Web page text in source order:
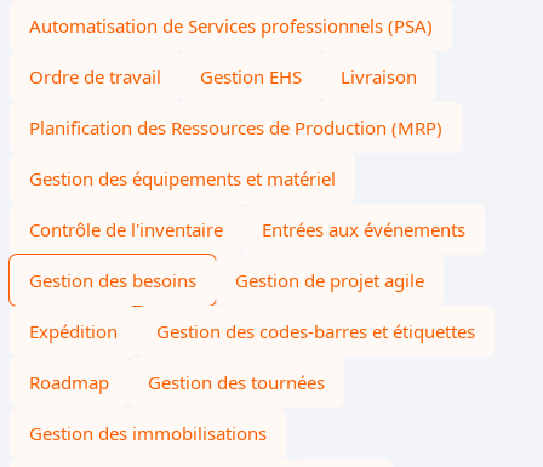
Automatisation de Services professionnels (PSA)
Ordre de travail Gestion EHS Livraison
Planification des Ressources de Production (MRP)
Gestion des équipements et matériel
Contrôle de l'inventaire Entrées aux événements
Gestion des besoins Gestion de projet agile
Expédition Gestion des codes-barres et étiquettes
Roadmap Gestion des tournées
Gestion des immobilisations